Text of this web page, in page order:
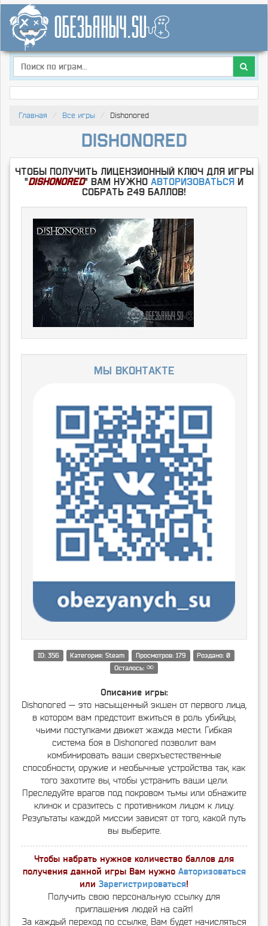
Главная Все игры Dishonored
Dishonored
Чтобы получить лицензионный ключ для игры
"Dishonored" Вам нужно Авторизоваться
и
собрать 249 баллов!
Мы ВКонтакте
ID: 356 Категория: Steam Просмотров: 179
Роздано: 0
Осталось: ∞
Описание игры:
Dishonored — это насыщенный экшен от первого лица,
в котором вам предстоит вжиться в роль убийцы,
чьими поступками движет жажда мести. Гибкая
система боя в Dishonored позволит вам
комбинировать ваши сверхъестественные
способности, оружие и необычные устройства так, как
того захотите вы, чтобы устранить ваши цели.
Преследуйте врагов под покровом тьмы или обнажите
клинок и сразитесь с противником лицом к лицу.
Результаты каждой миссии зависят от того, какой путь
вы выберите.
Чтобы набрать нужное количество баллов для
получения данной игры Вам нужно Авторизоваться
или Зарегистрироваться!
Получить свою персональную ссылку для
приглашения людей на сайт!
За каждый переход по ссылке, Вам будет начисляться